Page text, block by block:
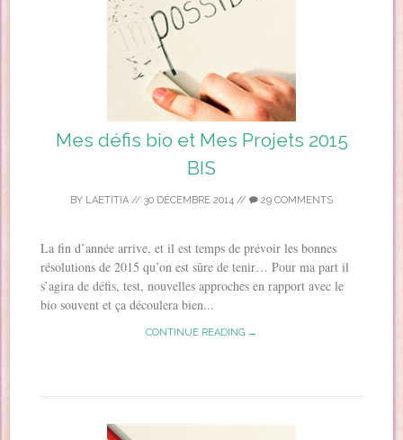
Mes défis bio et Mes Projets 2015
BIS
BY LAETITIA // 30 DÉCEMBRE 2014 // 29 COMMENTS
La fin d’année arrive, et il est temps de prévoir les bonnes
résolutions de 2015 qu’on est sûre de tenir… Pour ma part il
s’agira de défis, test, nouvelles approches en rapport avec le
bio souvent et ça découlera bien...
CONTINUE READING →